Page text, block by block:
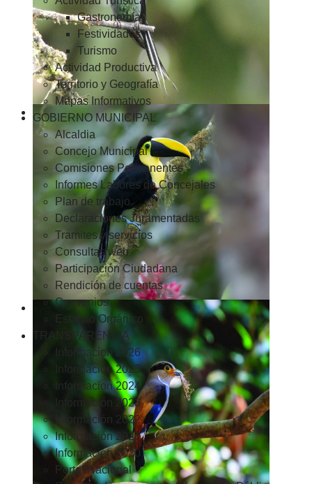
Gastronomía
Festividades
Turismo
Actividad Productiva
Territorio y Geografía
Mapas Informativos
GOBIERNO MUNICIPAL
Alcaldia
Concejo Municipal
Comisiones Permanentes
Informes Labores de Concejales
Plan de trabajo
Declaraciones Juramentadas
Tramites y servicios
Consultas web
Participación Ciudadana
Rendición de cuentas
Convenios
Estatuto Orgánico
TRANSPARENCIA
Informacion 2026
Informacion 2025
Informacion 2024
Información 2023
Información 2022
Información 2021
Información 2020
Portal Nacional